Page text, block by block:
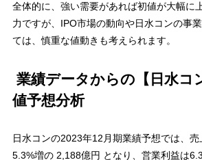
全体的に、強い需要があれば初値が大幅に
力ですが、IPO市場の動向や日水コンの事
ては、慎重な値動きも考えられます。
業績データからの【日水コ
値予想分析
日水コンの2023年12月期業績予想では、
5.3%増の 2,188億円 となり、営業利益は